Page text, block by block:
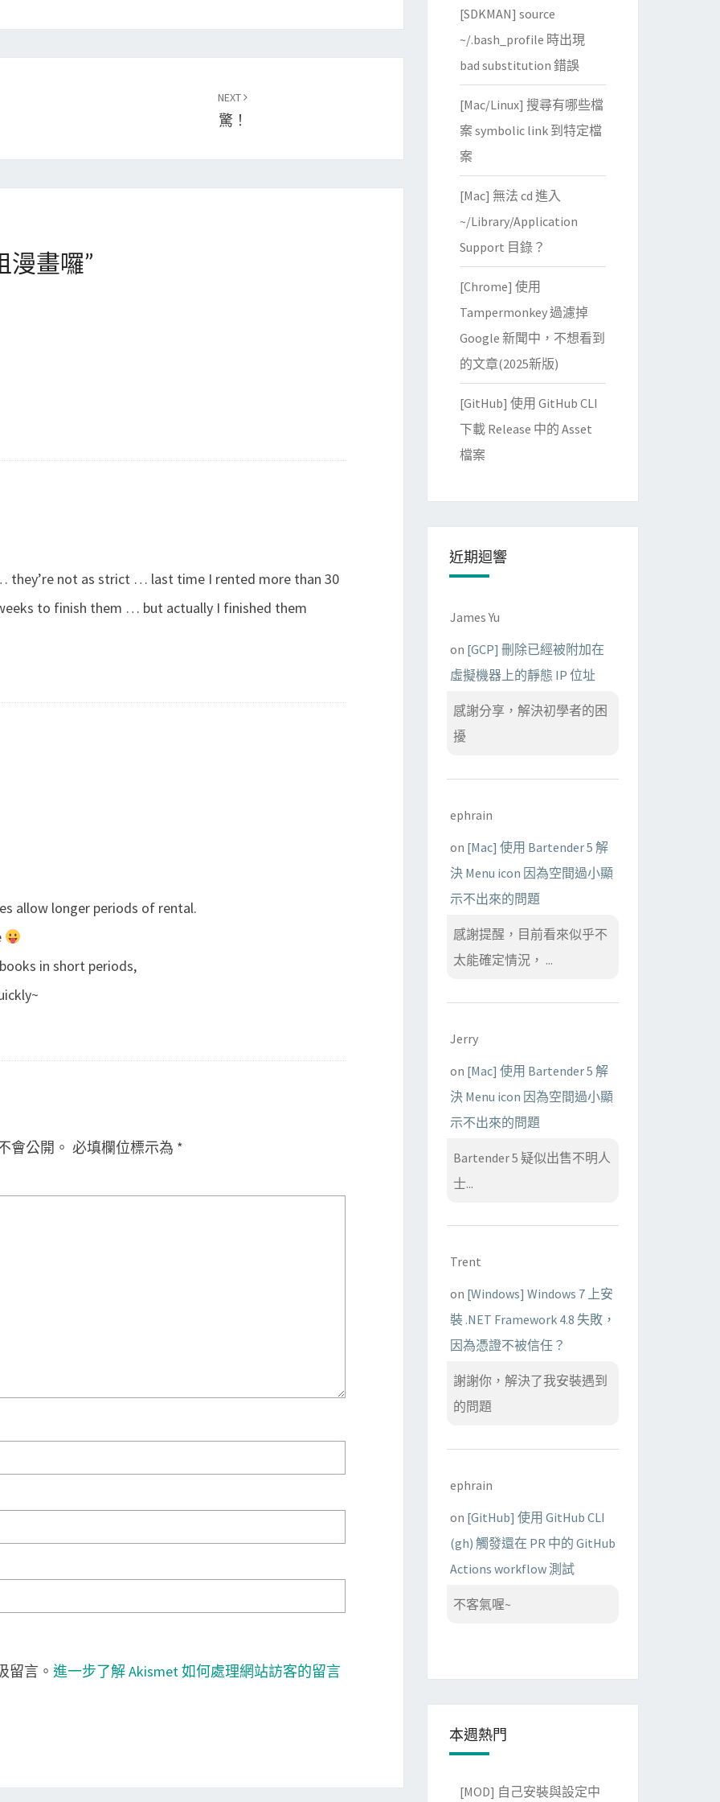
NEXT
驚！
漫畫囉”
they’re not as strict … last time I rented more than 30
to finish them … but actually I finished them
allow longer periods of rental.
in short periods,
會公開。 必填欄位標示為 *
留言。 進一步了解 Akismet 如何處理網站訪客的留言
[SDKMAN] source
~/.bash_profile 時出現
bad substitution 錯誤
[Mac/Linux] 搜尋有哪些檔
案 symbolic link 到特定檔
案
[Mac] 無法 cd 進入
~/Library/Application
Support 目錄？
[Chrome] 使用
Tampermonkey 過濾掉
Google 新聞中，不想看到
的文章(2025新版)
[GitHub] 使用 GitHub CLI
下載 Release 中的 Asset
檔案
近期迴響
James Yu
on [GCP] 刪除已經被附加在
虛擬機器上的靜態 IP 位址
感謝分享，解決初學者的困
擾
ephrain
on [Mac] 使用 Bartender 5 解
決 Menu icon 因為空間過小顯
示不出來的問題
感謝提醒，目前看來似乎不
太能確定情況， ...
Jerry
on [Mac] 使用 Bartender 5 解
決 Menu icon 因為空間過小顯
示不出來的問題
Bartender 5 疑似出售不明人
士...
Trent
on [Windows] Windows 7 上安
裝 .NET Framework 4.8 失敗，
因為憑證不被信任？
謝謝你，解決了我安裝遇到
的問題
ephrain
on [GitHub] 使用 GitHub CLI
(gh) 觸發還在 PR 中的 GitHub
Actions workflow 測試
不客氣喔~
本週熱門
[MOD] 自己安裝與設定中